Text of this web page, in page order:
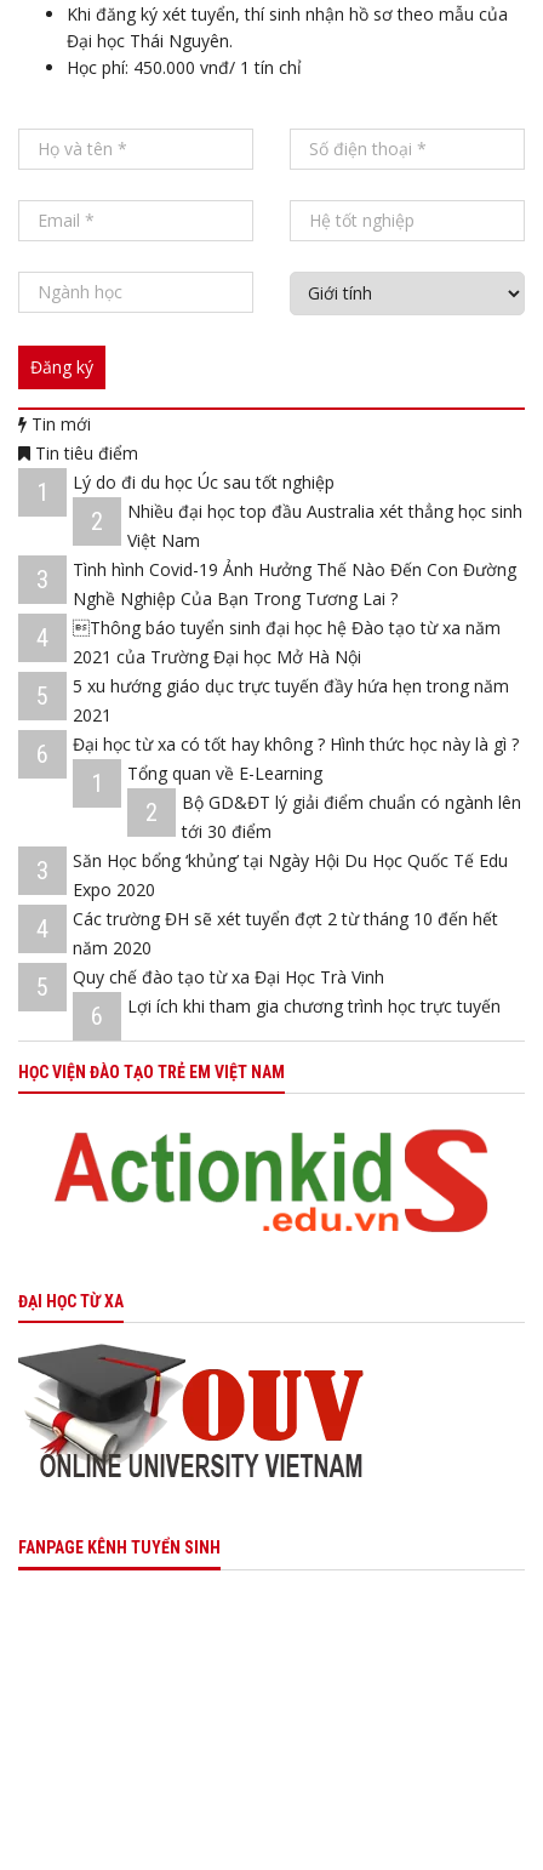
Khi đăng ký xét tuyển, thí sinh nhận hồ sơ theo mẫu của
Đại học Thái Nguyên.
Học phí: 450.000 vnđ/ 1 tín chỉ
Tin mới
Tin tiêu điểm
1 Lý do đi du học Úc sau tốt nghiệp
2
Nhiều đại học top đầu Australia xét thẳng học sinh
Việt Nam
3
Tình hình Covid-19 Ảnh Hưởng Thế Nào Đến Con Đường
Nghề Nghiệp Của Bạn Trong Tương Lai ?
4
Thông báo tuyển sinh đại học hệ Đào tạo từ xa năm
2021 của Trường Đại học Mở Hà Nội
5
5 xu hướng giáo dục trực tuyến đầy hứa hẹn trong năm
2021
6 Đại học từ xa có tốt hay không ? Hình thức học này là gì ?
1 Tổng quan về E-Learning
2
Bộ GD&ĐT lý giải điểm chuẩn có ngành lên
tới 30 điểm
3
Săn Học bổng ‘khủng’ tại Ngày Hội Du Học Quốc Tế Edu
Expo 2020
4
Các trường ĐH sẽ xét tuyển đợt 2 từ tháng 10 đến hết
năm 2020
5 Quy chế đào tạo từ xa Đại Học Trà Vinh
6 Lợi ích khi tham gia chương trình học trực tuyến
HỌC VIỆN ĐÀO TẠO TRẺ EM VIỆT NAM
ĐẠI HỌC TỪ XA
FANPAGE KÊNH TUYỂN SINH